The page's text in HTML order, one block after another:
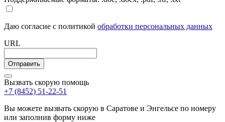
Даю согласие с политикой обработки персональных данных
URL
Вызвать скорую помощь
+7 (8452) 51-22-51
Вы можете вызвать скорую в Саратове и Энгельсе по номеру
или заполнив форму ниже